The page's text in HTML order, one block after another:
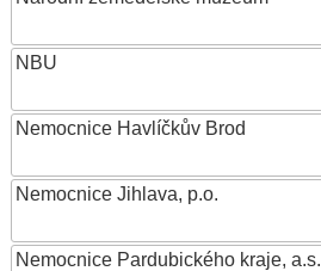
NBU
Nemocnice Havlíčkův Brod
Nemocnice Jihlava, p.o.
Nemocnice Pardubického kraje, a.s.